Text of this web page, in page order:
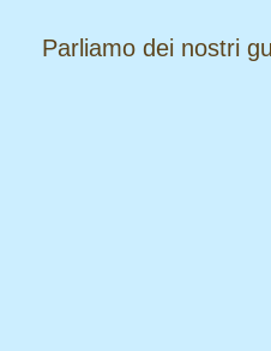
​​​​​​​Parliamo dei nostri